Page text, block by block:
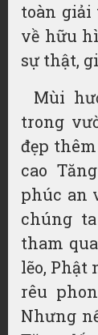
toàn giải
về hữu
sự thật,
Mùi
trong
đẹp
cao
phúc an
chúng
tham
lẽo, Phật
rêu
Nhưng